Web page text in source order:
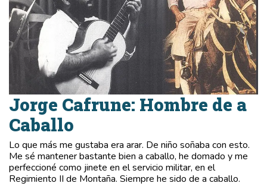
Jorge Cafrune: Hombre de a
Caballo
Lo que más me gustaba era arar. De niño soñaba con esto.
Me sé mantener bastante bien a caballo, he domado y me
perfeccioné como jinete en el servicio militar, en el
Regimiento II de Montaña. Siempre he sido de a caballo.